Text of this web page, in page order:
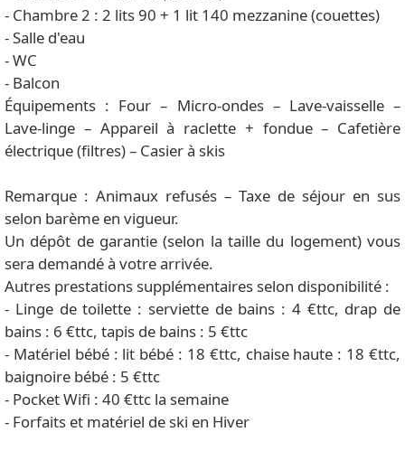
- Chambre 2 : 2 lits 90 + 1 lit 140 mezzanine (couettes)
- Salle d'eau
- WC
- Balcon
Équipements : Four – Micro-ondes – Lave-vaisselle –
Lave-linge – Appareil à raclette + fondue – Cafetière
électrique (filtres) – Casier à skis
Remarque : Animaux refusés – Taxe de séjour en sus
selon barème en vigueur.
Un dépôt de garantie (selon la taille du logement) vous
sera demandé à votre arrivée.
Autres prestations supplémentaires selon disponibilité :
- Linge de toilette : serviette de bains : 4 €ttc, drap de
bains : 6 €ttc, tapis de bains : 5 €ttc
- Matériel bébé : lit bébé : 18 €ttc, chaise haute : 18 €ttc,
baignoire bébé : 5 €ttc
- Pocket Wifi : 40 €ttc la semaine
- Forfaits et matériel de ski en Hiver